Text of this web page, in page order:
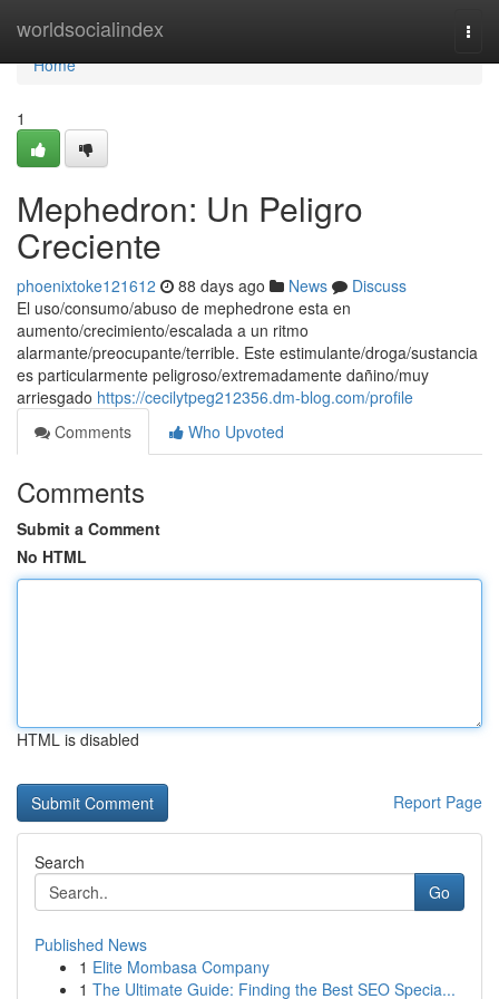
worldsocialindex
Home
Home
1
Mephedron: Un Peligro
Creciente
phoenixtoke121612 88 days ago News
Discuss
El uso/consumo/abuso de mephedrone esta en
aumento/crecimiento/escalada a un ritmo
alarmante/preocupante/terrible. Este estimulante/droga/sustancia
es particularmente peligroso/extremadamente dañino/muy
arriesgado https://cecilytpeg212356.dm-blog.com/profile
Comments
Who Upvoted
Comments
Submit a Comment
No HTML
HTML is disabled
Report Page
Search
Go
Published News
1 Elite Mombasa Company
1 The Ultimate Guide: Finding the Best SEO Specia...